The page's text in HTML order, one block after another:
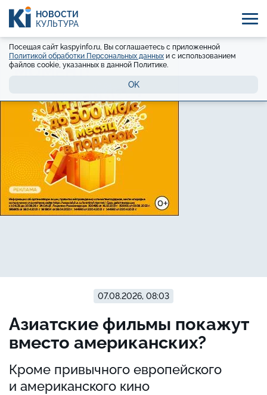
НОВОСТИ
КУЛЬТУРА
Посещая сайт kaspyinfo.ru, Вы соглашаетесь с приложенной
Политикой обработки Персональных данных и с использованием
файлов cookie, указанных в данной Политике.
OK
07.08.2026, 08:03
Азиатские фильмы покажут
вместо американских?
Кроме привычного европейского
и американского кино